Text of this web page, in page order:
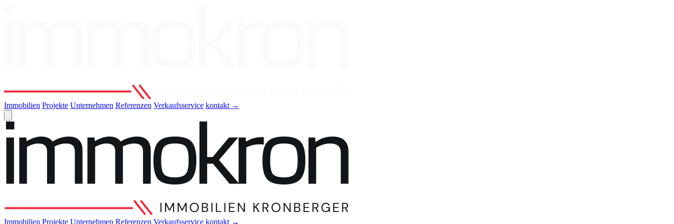
Immobilien Projekte Unternehmen Referenzen Verkaufsservice kontakt →
Immobilien Projekte Unternehmen Referenzen Verkaufsservice kontakt →